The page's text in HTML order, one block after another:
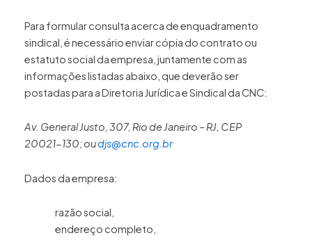
Para formular consulta acerca de enquadramento
sindical, é necessário enviar cópia do contrato ou
estatuto social da empresa, juntamente com as
informações listadas abaixo, que deverão ser
postadas para a Diretoria Jurídica e Sindical da CNC:
Av. General Justo, 307, Rio de Janeiro – RJ, CEP
20021-130; oudjs@cnc.org.br
Dados da empresa:
razão social,
endereço completo,